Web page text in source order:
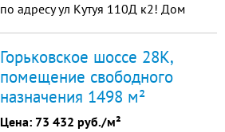
по адресу ул Кутуя 110Д к2! Дом
благоустроенная территория,
удобные подъездные пути,
отличная просматриваемость
входной группы с дороги и двора.
Горьковское шоссе 28К,
помещение свободного
назначения 1498 м²
Цена: 73 432 руб./м²